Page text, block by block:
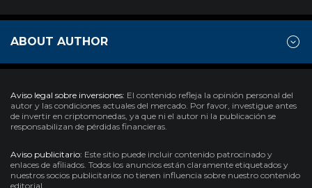
ABOUT AUTHOR
Aviso legal sobre inversiones: El contenido refleja la opinión personal del
autor y las condiciones actuales del mercado. Por favor, investigue antes
de invertir en criptomonedas, ya que ni el autor ni la publicación se
responsabilizan de pérdidas financieras.
Aviso publicitario: Este sitio puede incluir contenido patrocinado y
enlaces de afiliados. Todos los anuncios están claramente etiquetados y
nuestros socios publicitarios no tienen influencia sobre nuestro contenido
editorial.